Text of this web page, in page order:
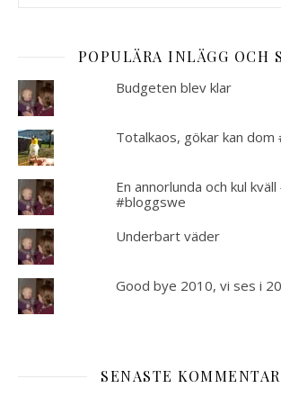
POPULÄRA INLÄGG OCH
Budgeten blev klar
Totalkaos, gökar kan
En annorlunda och kul
#bloggswe
Underbart väder
Good bye 2010, vi ses i
SENASTE